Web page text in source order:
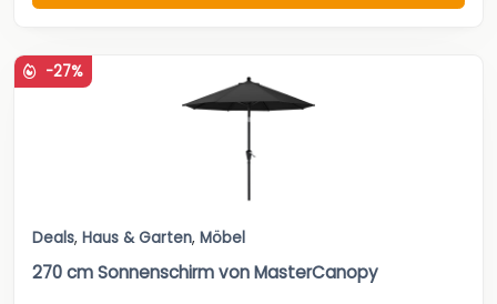
-27%
Deals, Haus & Garten, Möbel
270 cm Sonnenschirm von MasterCanopy